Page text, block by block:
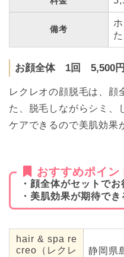
備考
お顔全体 1回 5,500円
レクレオの顔脱毛は、顔
た、脱毛しながらシミ、
ケアできるので美肌効果
おすすめポイン
・顔全体がセットでお
・美肌効果が期待でき
hair & spa re
creo（レクレ
静岡県